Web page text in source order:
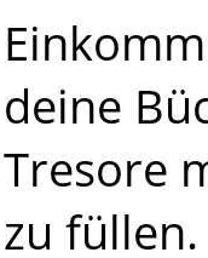
deine
Tresore
zu füllen.